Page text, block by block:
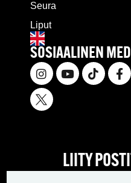
Seura
Liput
SOSIAALINEN
LIITY